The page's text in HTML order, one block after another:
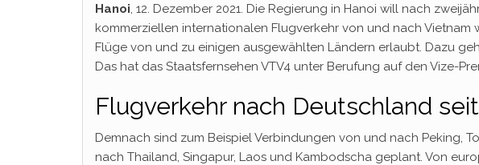
Hanoi , 12. Dezember 2021. Die Regierung in Hanoi will nach
kommerziellen internationalen Flugverkehr von und nach
Flüge von und zu einigen ausgewählten Ländern erlaubt. Dazu
Das hat das Staatsfernsehen VTV4 unter Berufung auf den Vize-
Flugverkehr nach Deutschland
Demnach sind zum Beispiel Verbindungen von und nach Peking,
nach Thailand, Singapur, Laos und Kambodscha geplant. Von